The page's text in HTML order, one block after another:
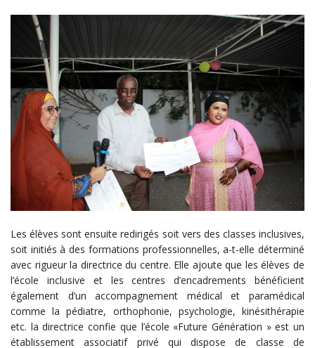
Les élèves sont ensuite redirigés soit vers des classes inclusives,
soit initiés à des formations professionnelles, a-t-elle déterminé
avec rigueur la directrice du centre. Elle ajoute que les élèves de
l’école inclusive et les centres d’encadrements bénéficient
également d’un accompagnement médical et paramédical
comme la pédiatre, orthophonie, psychologie, kinésithérapie
etc. la directrice confie que l’école «Future Génération » est un
établissement associatif privé qui dispose de classe de